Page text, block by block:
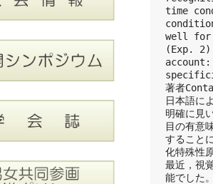
time
well for
(Exp.
著者
日本語に
明確に見
目の有意
すること
化特殊性
最近，視
能でした。